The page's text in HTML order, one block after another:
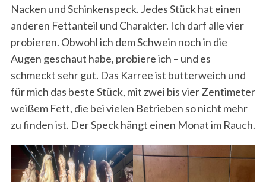
Nacken und Schinkenspeck. Jedes Stück hat einen
anderen Fettanteil und Charakter. Ich darf alle vier
probieren. Obwohl ich dem Schwein noch in die
Augen geschaut habe, probiere ich – und es
schmeckt sehr gut. Das Karree ist butterweich und
für mich das beste Stück, mit zwei bis vier Zentimeter
weißem Fett, die bei vielen Betrieben so nicht mehr
zu finden ist. Der Speck hängt einen Monat im Rauch.